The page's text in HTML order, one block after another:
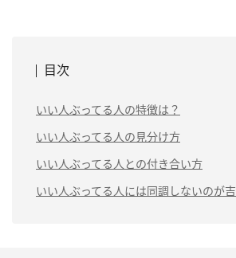
目次
いい人ぶってる人の特徴は？
（1）周囲を持ち上げる発言をする
（2）八方美人
（3）本心を話さない
いい人ぶってる人の見分け方
（1）表情をよく観察する
（2）他の人への対応を観察
する
いい人ぶってる人との付き合い方
（1）秘密を話さない
いい人ぶってる人には同調しないのが吉